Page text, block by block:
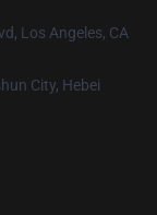
Los Angeles, CA
City, Hebei